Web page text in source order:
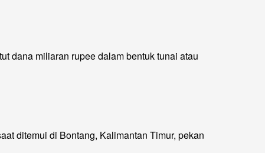
dana miliaran rupee dalam bentuk tunai atau
ditemui di Bontang, Kalimantan Timur, pekan